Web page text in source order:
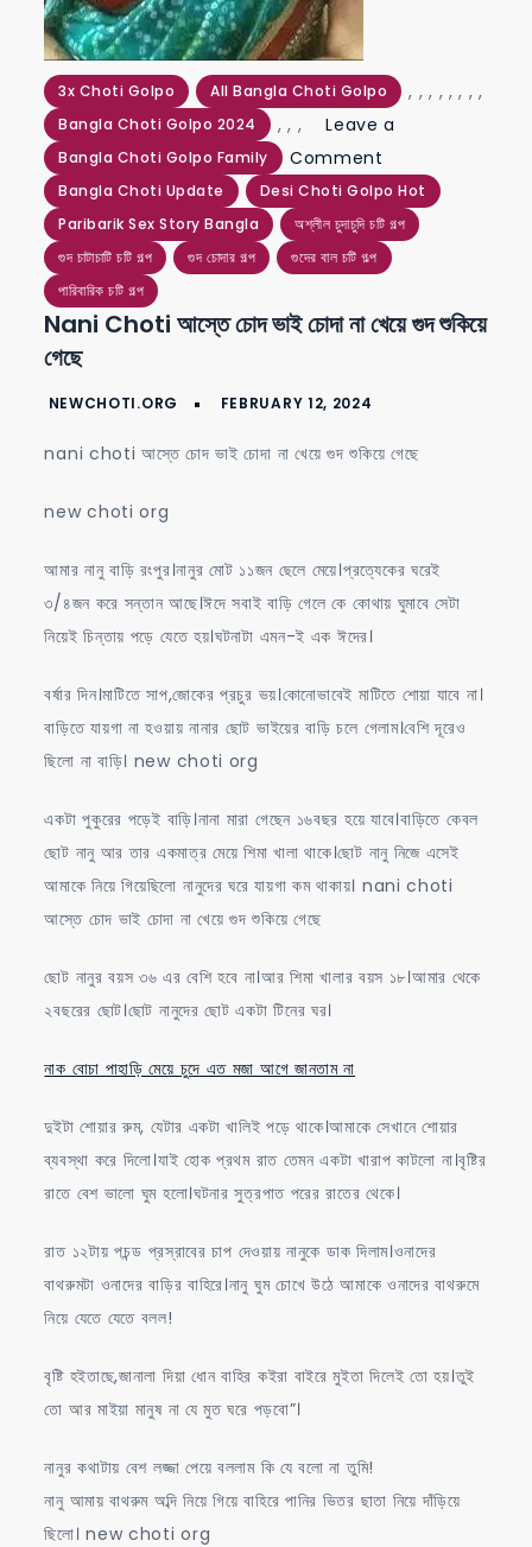
3x Choti Golpo ,
All Bangla Choti Golpo ,
Bangla Choti Golpo 2024
,
Bangla Choti Golpo Family
,
Bangla Choti Update
,
Desi Choti Golpo Hot
,
Paribarik Sex Story Bangla
,
অশ্লীল চুদাচুদি চটি গল্প
,
গুদ চাটাচাটি চটি গল্প
,
গুদ চোদার গল্প
,
গুদের বাল চটি গল্প
,
পারিবারিক চটি গল্প
Leave a
Comment
nani
choti
আস্তে
ভাই
গুদ
Nani Choti আস্তে চোদ ভাই চোদা না খেয়ে গুদ শুকিয়ে
গেছে
nani choti আস্তে চোদ ভাই চোদা না খেয়ে গুদ শুকিয়ে গেছে
new choti org
আমার নানু বাড়ি রংপুর।নানুর মোট ১১জন ছেলে মেয়ে।প্রত্যেকের ঘরেই
৩/৪জন করে সন্তান আছে।ঈদে সবাই বাড়ি গেলে কে কোথায় ঘুমাবে সেটা
নিয়েই চিন্তায় পড়ে যেতে হয়।ঘটনাটা এমন-ই এক ঈদের।
বর্ষার দিন।মাটিতে সাপ,জোকের প্রচুর ভয়।কোনোভাবেই মাটিতে শোয়া যাবে না।
বাড়িতে যায়গা না হওয়ায় নানার ছোট ভাইয়ের বাড়ি চলে গেলাম।বেশি দূরেও
ছিলো না বাড়ি। new choti org
একটা পুকুরের পড়েই বাড়ি।নানা মারা গেছেন ১৬বছর হয়ে যাবে।বাড়িতে কেবল
ছোট নানু আর তার একমাত্র মেয়ে শিমা খালা থাকে।ছোট নানু নিজে এসেই
আমাকে নিয়ে গিয়েছিলো নানুদের ঘরে যায়গা কম থাকায়। nani choti
আস্তে চোদ ভাই চোদা না খেয়ে গুদ শুকিয়ে গেছে
ছোট নানুর বয়স ৩৬ এর বেশি হবে না।আর শিমা খালার বয়স ১৮।আমার থেকে
২বছরের ছোট।ছোট নানুদের ছোট একটা টিনের ঘর।
নাক বোচা পাহাড়ি মেয়ে চুদে এত মজা আগে জানতাম না
দুইটা শোয়ার রুম, যেটার একটা খালিই পড়ে থাকে।আমাকে সেখানে শোয়ার
ব্যবস্থা করে দিলো।যাই হোক প্রথম রাত তেমন একটা খারাপ কাটলো না।বৃষ্টির
রাতে বেশ ভালো ঘুম হলো।ঘটনার সুত্রপাত পরের রাতের থেকে।
রাত ১২টায় পচন্ড প্রস্রাবের চাপ দেওয়ায় নানুকে ডাক দিলাম।ওনাদের
বাথরুমটা ওনাদের বাড়ির বাহিরে।নানু ঘুম চোখে উঠে আমাকে ওনাদের বাথরুমে
নিয়ে যেতে যেতে বলল!
বৃষ্টি হইতাছে,জানালা দিয়া ধোন বাহির কইরা বাইরে মুইতা দিলেই তো হয়।তুই
তো আর মাইয়া মানুষ না যে মুত ঘরে পড়বো”।
নানুর কথাটায় বেশ লজ্জা পেয়ে বললাম কি যে বলো না তুমি!
নানু আমায় বাথরুম অব্দি নিয়ে গিয়ে বাহিরে পানির ভিতর ছাতা নিয়ে দাঁড়িয়ে
ছিলো। new choti org